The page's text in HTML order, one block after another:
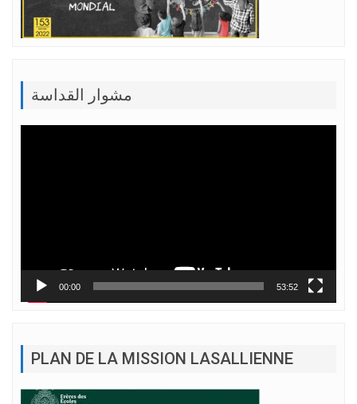
مشوار القداسة
00:00 53:52
PLAN DE LA MISSION LASALLIENNE